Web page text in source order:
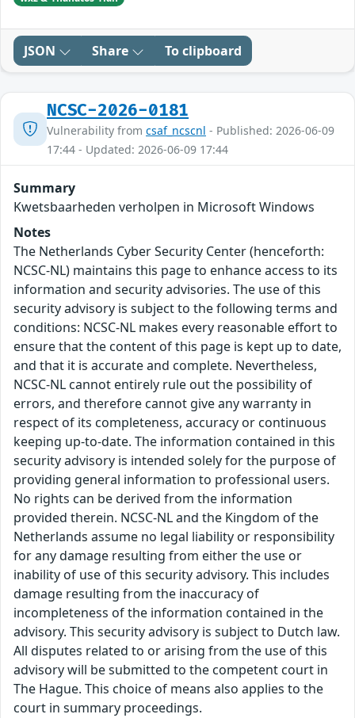
JSON Share To clipboard
NCSC-2026-0181
Vulnerability from csaf_ncscnl - Published: 2026-06-09
17:44 - Updated: 2026-06-09 17:44
Summary
Kwetsbaarheden verholpen in Microsoft Windows
Notes
The Netherlands Cyber Security Center (henceforth:
NCSC-NL) maintains this page to enhance access to its
information and security advisories. The use of this
security advisory is subject to the following terms and
conditions: NCSC-NL makes every reasonable effort to
ensure that the content of this page is kept up to date,
and that it is accurate and complete. Nevertheless,
NCSC-NL cannot entirely rule out the possibility of
errors, and therefore cannot give any warranty in
respect of its completeness, accuracy or continuous
keeping up-to-date. The information contained in this
security advisory is intended solely for the purpose of
providing general information to professional users.
No rights can be derived from the information
provided therein. NCSC-NL and the Kingdom of the
Netherlands assume no legal liability or responsibility
for any damage resulting from either the use or
inability of use of this security advisory. This includes
damage resulting from the inaccuracy of
incompleteness of the information contained in the
advisory. This security advisory is subject to Dutch law.
All disputes related to or arising from the use of this
advisory will be submitted to the competent court in
The Hague. This choice of means also applies to the
court in summary proceedings.